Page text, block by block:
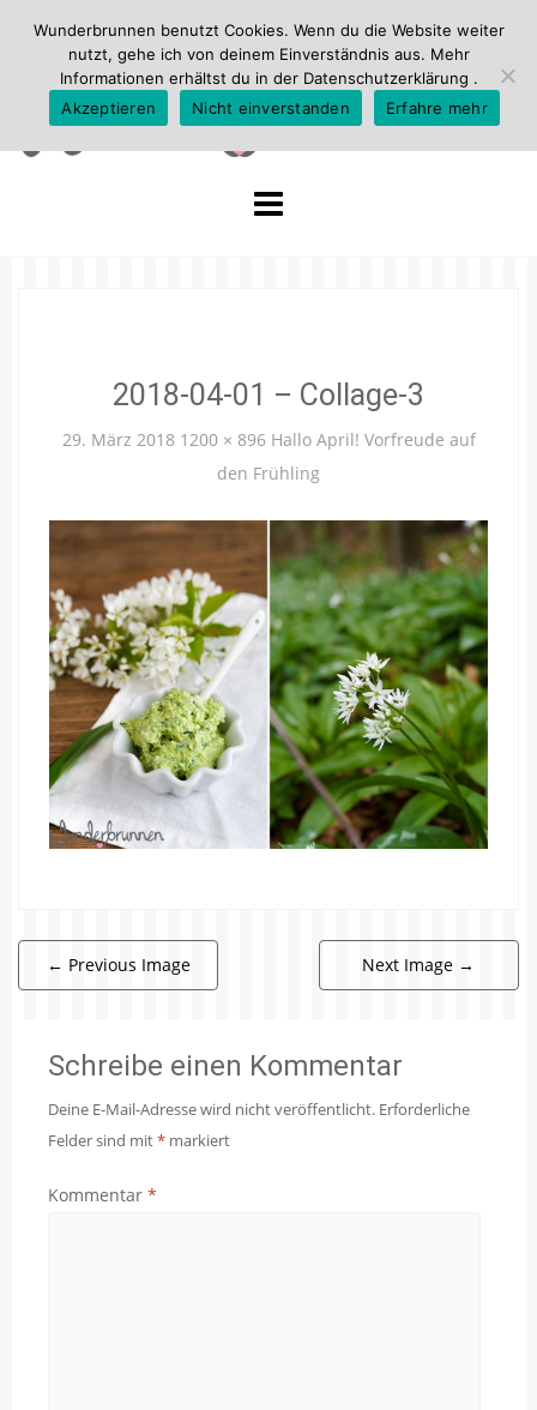
2018-04-01 – Collage-3
29. März 2018 1200 × 896 Hallo April! Vorfreude auf
den Frühling
← Previous Image Next Image →
Schreibe einen Kommentar
Deine E-Mail-Adresse wird nicht veröffentlicht. Erforderliche
Felder sind mit* markiert
Kommentar *
Wunderbrunnen benutzt Cookies. Wenn du die Website weiter
nutzt, gehe ich von deinem Einverständnis aus. Mehr
Informationen erhältst du in der Datenschutzerklärung .
Akzeptieren
Nicht einverstanden Erfahre mehr